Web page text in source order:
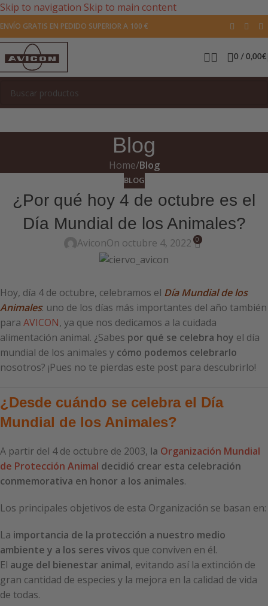
Skip to navigation Skip to main content
ENVÍO GRATIS EN PEDIDO SUPERIOR A 100 €
0 / 0,00€
Blog
Home/Blog
BLOG
¿Por qué hoy 4 de octubre es el
Día Mundial de los Animales?
AviconOn octubre 4, 2022 0
Hoy, día 4 de octubre, celebramos el Día Mundial de los
Animales: uno de los días más importantes del año también
para AVICON, ya que nos dedicamos a la cuidada
alimentación animal. ¿Sabes por qué se celebra hoy el día
mundial de los animales y cómo podemos celebrarlo
nosotros? ¡Pues no te pierdas este post para descubrirlo!
¿Desde cuándo se celebra el Día
Mundial de los Animales?
A partir del 4 de octubre de 2003, la Organización Mundial
de Protección Animal decidió crear esta celebración
conmemorativa en honor a los animales.
Los principales objetivos de esta Organización se basan en:
La importancia de la protección a nuestro medio
ambiente y a los seres vivos que conviven en él.
El auge del bienestar animal, evitando así la extinción de
gran cantidad de especies y la mejora en la calidad de vida
de todas.